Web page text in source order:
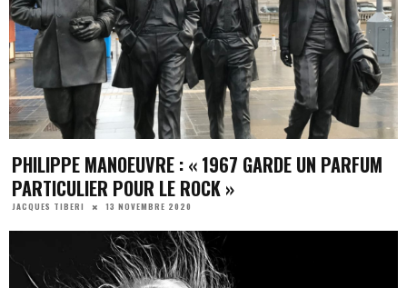
PHILIPPE MANOEUVRE : « 1967 GARDE UN PARFUM
PARTICULIER POUR LE ROCK »
JACQUES TIBERI 13 NOVEMBRE 2020